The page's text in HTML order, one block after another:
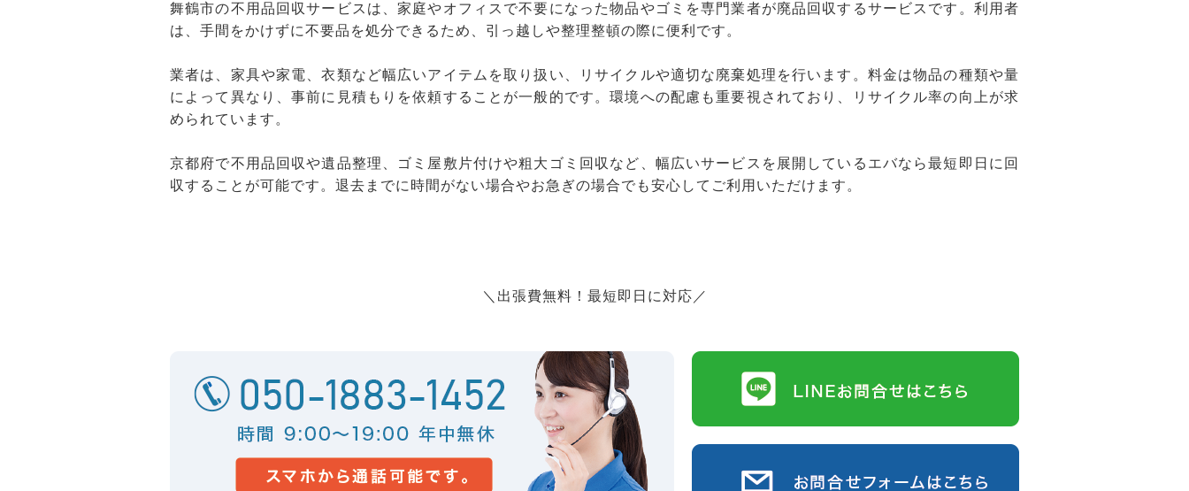
舞鶴市の不用品回収サービスは、家庭やオフィスで不要になった物品やゴミを専門業者が廃品回収するサービスです。利用者
は、手間をかけずに不要品を処分できるため、引っ越しや整理整頓の際に便利です。
業者は、家具や家電、衣類など幅広いアイテムを取り扱い、リサイクルや適切な廃棄処理を行います。料金は物品の種類や量
によって異なり、事前に見積もりを依頼することが一般的です。環境への配慮も重要視されており、リサイクル率の向上が求
められています。
京都府で不用品回収や遺品整理、ゴミ屋敷片付けや粗大ゴミ回収など、幅広いサービスを展開しているエバなら最短即日に回
収することが可能です。退去までに時間がない場合やお急ぎの場合でも安心してご利用いただけます。
＼出張費無料！最短即日に対応／